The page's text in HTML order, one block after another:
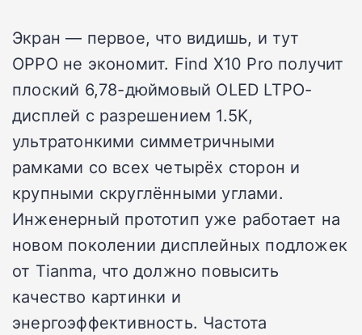
Экран — первое, что видишь, и тут
OPPO не экономит. Find X10 Pro получит
плоский 6,78-дюймовый OLED LTPO-
дисплей с разрешением 1.5K,
ультратонкими симметричными
рамками со всех четырёх сторон и
крупными скруглёнными углами.
Инженерный прототип уже работает на
новом поколении дисплейных подложек
от Tianma, что должно повысить
качество картинки и
энергоэффективность. Частота